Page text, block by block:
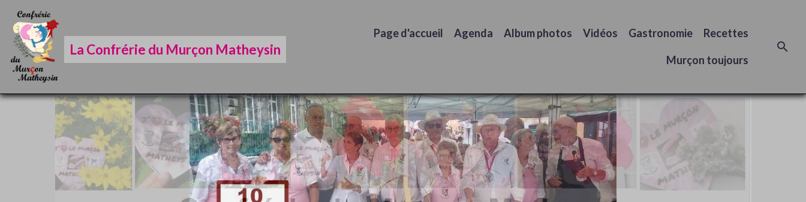
La Confrérie du Murçon Matheysin
Page d'accueil Agenda Album photos Vidéos Gastronomie Recettes
Murçon toujours